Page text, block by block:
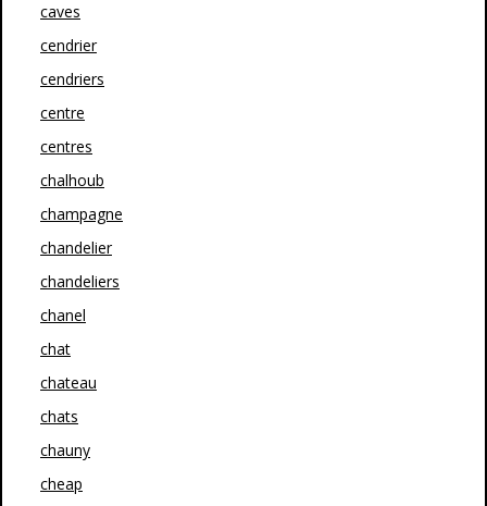
caves
cendrier
cendriers
centre
centres
chalhoub
champagne
chandelier
chandeliers
chanel
chat
chateau
chats
chauny
cheap